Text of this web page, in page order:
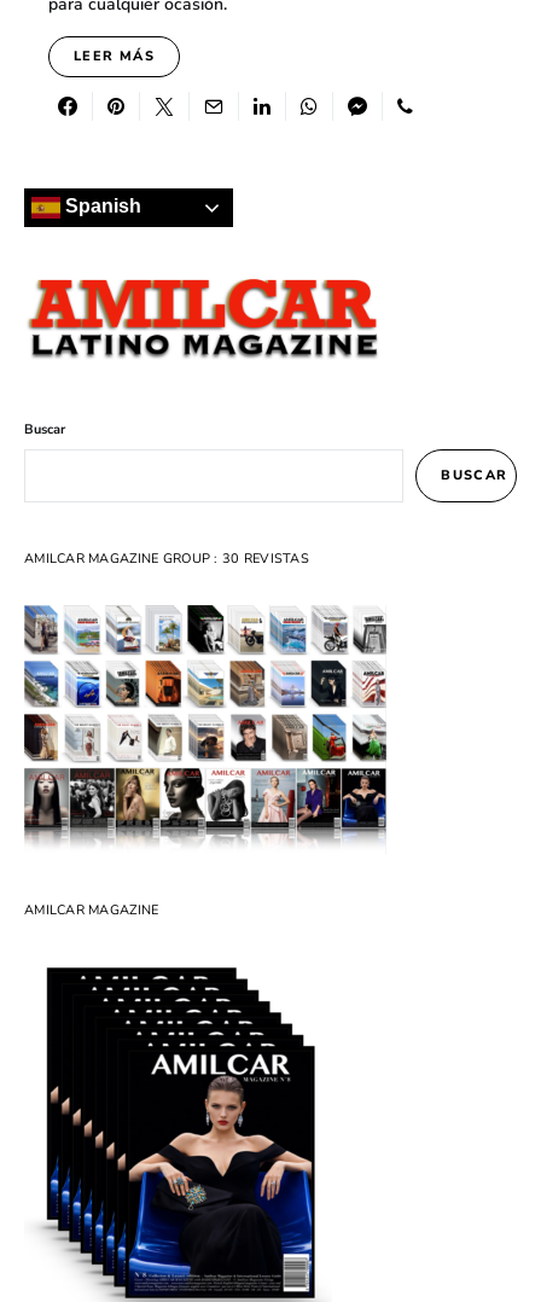
LEER MÁS
Spanish
Buscar
BUSCAR
AMILCAR MAGAZINE GROUP : 30 REVISTAS
AMILCAR MAGAZINE